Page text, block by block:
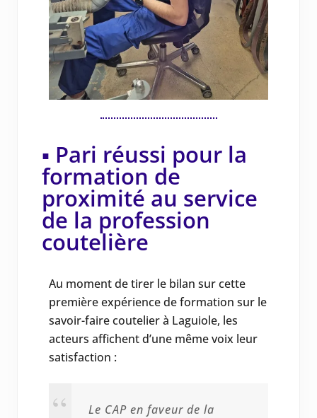
▪️ Pari réussi pour la
formation de
proximité au service
de la profession
coutelière
Au moment de tirer le bilan sur cette
première expérience de formation sur le
savoir-faire coutelier à Laguiole, les
acteurs affichent d’une même voix leur
satisfaction :
Le CAP en faveur de la